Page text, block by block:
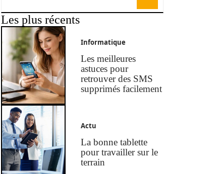
Les plus récents
Informatique
Les meilleures
astuces pour
retrouver des SMS
supprimés facilement
Actu
La bonne tablette
pour travailler sur le
terrain